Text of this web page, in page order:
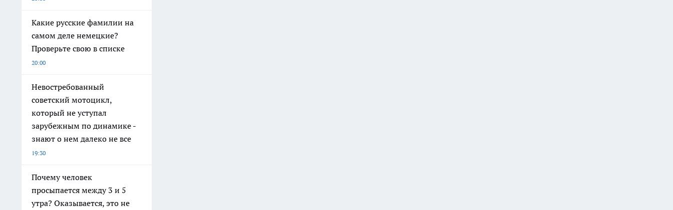
Какие русские фамилии на
самом деле немецкие?
Проверьте свою в списке
20:00
Невостребованный
советский мотоцикл,
который не уступал
зарубежным по динамике -
знают о нем далеко не все
19:30
Почему человек
просыпается между 3 и 5
утра? Оказывается, это не